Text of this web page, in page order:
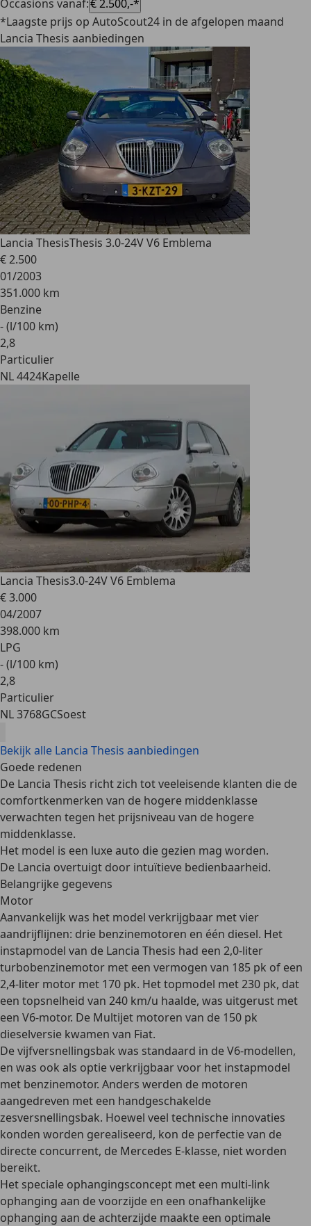
Occasions vanaf:€ 2.500,-*
*Laagste prijs op AutoScout24 in de afgelopen maand
Lancia Thesis aanbiedingen
Lancia ThesisThesis 3.0-24V V6 Emblema
€ 2.500
01/2003
351.000 km
Benzine
- (l/100 km)
2,8
Particulier
NL 4424Kapelle
Lancia Thesis3.0-24V V6 Emblema
€ 3.000
04/2007
398.000 km
LPG
- (l/100 km)
2,8
Particulier
NL 3768GCSoest
Bekijk alle Lancia Thesis aanbiedingen
Goede redenen
De Lancia Thesis richt zich tot veeleisende klanten die de
comfortkenmerken van de hogere middenklasse
verwachten tegen het prijsniveau van de hogere
middenklasse.
Het model is een luxe auto die gezien mag worden.
De Lancia overtuigt door intuïtieve bedienbaarheid.
Belangrijke gegevens
Motor
Aanvankelijk was het model verkrijgbaar met vier
aandrijflijnen: drie benzinemotoren en één diesel. Het
instapmodel van de Lancia Thesis had een 2,0-liter
turbobenzinemotor met een vermogen van 185 pk of een
2,4-liter motor met 170 pk. Het topmodel met 230 pk, dat
een topsnelheid van 240 km/u haalde, was uitgerust met
een V6-motor. De Multijet motoren van de 150 pk
dieselversie kwamen van Fiat.
Devijfversnellingsbak was standaard in de V6-modellen,
en was ook als optie verkrijgbaar voor het instapmodel
met benzinemotor. Anders werden de motoren
aangedreven met een handgeschakelde
zesversnellingsbak. Hoewel veel technische innovaties
konden worden gerealiseerd, kon de perfectie van de
directe concurrent, de Mercedes E-klasse, niet worden
bereikt.
Het speciale ophangingsconcept met een multi-link
ophanging aan de voorzijde en een onafhankelijke
ophanging aan de achterzijde maakte een optimale